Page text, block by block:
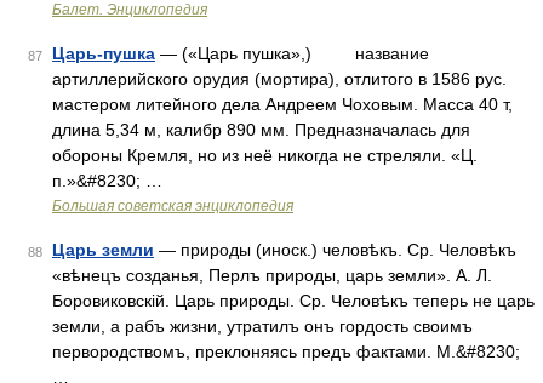
Балет. Энциклопедия
87 Царь-пушка — («Царь пушка»,) название
артиллерийского орудия (мортира), отлитого в 1586 рус.
мастером литейного дела Андреем Чоховым. Масса 40 т,
длина 5,34 м, калибр 890 мм. Предназначалась для
обороны Кремля, но из неё никогда не стреляли. «Ц.
п.»&#8230; …
Большая советская энциклопедия
88 Царь земли — природы (иноск.) человѣкъ. Ср. Человѣкъ
«вѣнецъ созданья, Перлъ природы, царь земли». А. Л.
Боровиковскій. Царь природы. Ср. Человѣкъ теперь не царь
земли, а рабъ жизни, утратилъ онъ гордость своимъ
первородствомъ, преклоняясь предъ фактами. М.&#8230;